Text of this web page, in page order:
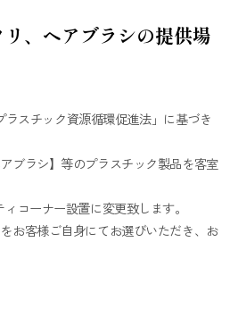
、ヘアブラシの提供場
ラスチック資源循環促進法」に基づき
ブラシ】等のプラスチック製品を客室
コーナー設置に変更致します。
お客様ご自身にてお選びいただき、お